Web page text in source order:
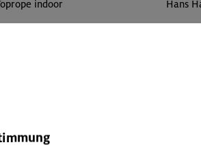
indoor
Freude an der
Hans
(Falls
fallen